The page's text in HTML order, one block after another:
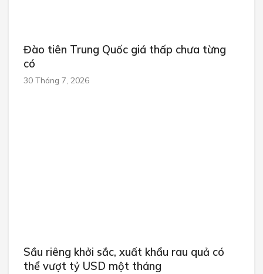
Đào tiên Trung Quốc giá thấp chưa từng
có
30 Tháng 7, 2026
Sầu riêng khởi sắc, xuất khẩu rau quả có
thể vượt tỷ USD một tháng